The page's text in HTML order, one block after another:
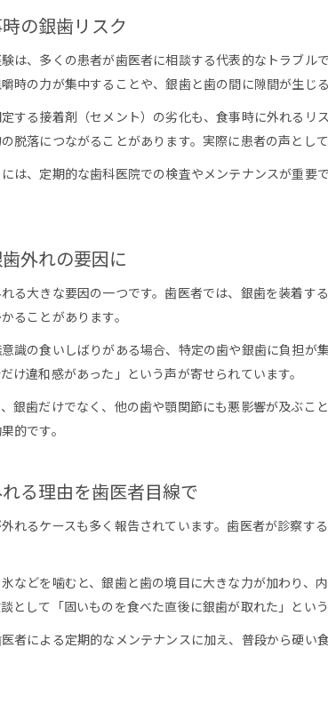
の銀歯リスク
は、多くの患者が歯医者に相談する代表的なトラブ
時の力が集中することや、銀歯と歯の間に隙間が生じ
する接着剤（セメント）の劣化も、食事時に外れる
脱落につながることがあります。実際に患者の声とし
は、定期的な歯科医院での検査やメンテナンスが重
外れの要因に
る大きな要因の一つです。歯医者では、銀歯を装着
ることがあります。
識の食いしばりがある場合、特定の歯や銀歯に負担
け違和感があった」という声が寄せられています。
銀歯だけでなく、他の歯や顎関節にも悪影響が及ぶ
的です。
る理由を歯医者目線で
れるケースも多く報告されています。歯医者が診察
などを噛むと、銀歯と歯の境目に大きな力が加わり
として「固いものを食べた直後に銀歯が取れた」とい
者による定期的なメンテナンスに加え、普段から硬